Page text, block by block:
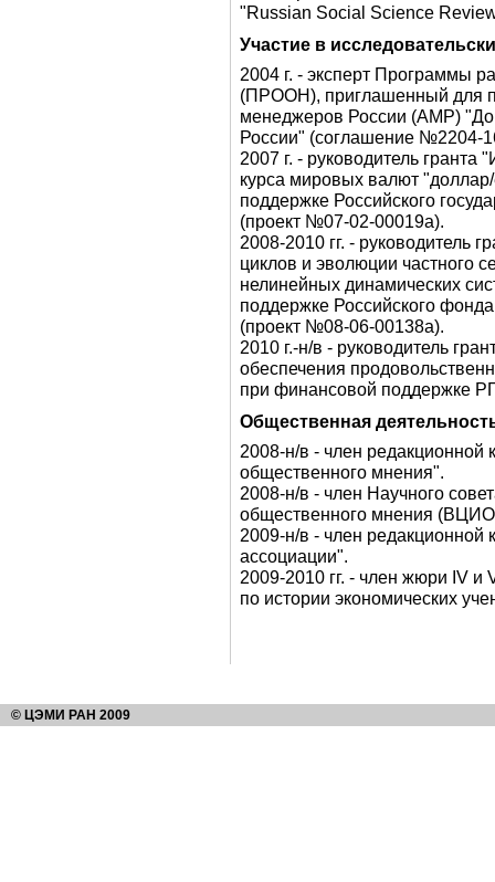
"Russian Social Science
Участие в
2004 г. - эксперт Программы
(ПРООН), приглашенный для
менеджеров России (АМР)
России" (соглашение №2204-
2007 г. - руководитель
курса мировых валют
поддержке Российского
(проект №07-02-00019а).
2008-2010 гг. - руководитель
циклов и эволюции частного
нелинейных динамических
поддержке Российского
(проект №08-06-00138а).
2010 г.-н/в - руководитель
обеспечения
при финансовой поддержке
Общественная
2008-н/в - член редакционной
общественного мнения".
2008-н/в - член Научного
общественного мнения
2009-н/в - член
ассоциации".
2009-2010 гг. - член жюри IV
по истории экономических
© ЦЭМИ РАН 2009